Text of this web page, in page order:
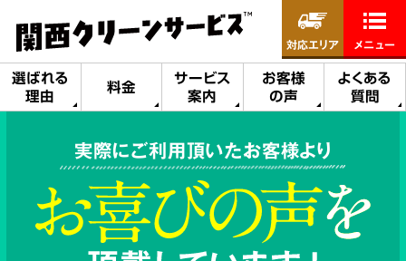
選ばれる
理由
料金
サービス
案内
お客様
の声
よくある
質問
対応エリア メニュー
実際にご利用頂いたお客様より